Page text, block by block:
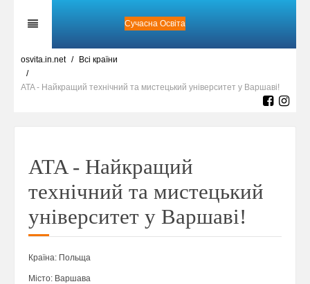
Сучасна Освіта
osvita.in.net Всі країни
ATA - Найкращий технічний та мистецький університет у Варшаві!
ATA - Найкращий
технічний та мистецький
університет у Варшаві!
Країна: Польща
Місто: Варшава